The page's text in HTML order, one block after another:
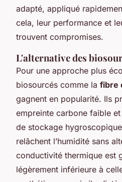
adapté, appliqué
cela, leur performance et
trouvent compromises.
L'alternative des
Pour une approche plus
biosourcés comme la fibre
gagnent en popularité. Ils
empreinte carbone faible
de stockage
relâchent l’humidité sans
conductivité thermique est
légèrement inférieure à